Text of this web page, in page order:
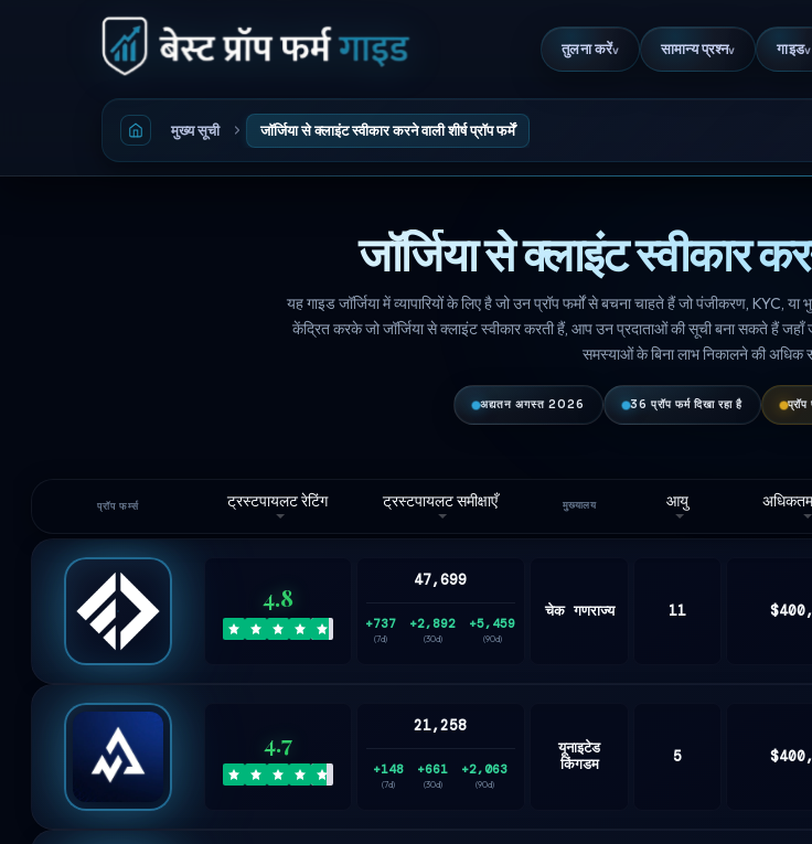
तुलना करेंv सामान्य प्रश्नv गाइडv
मुख्य सूची जॉर्जिया से क्लाइंट स्वीकार करने वाली शीर्ष प्रॉप फर्में
जॉर्जिया से क्लाइंट स्वीकार
यह गाइड जॉर्जिया में व्यापारियों के लिए है जो उन प्रॉप फर्मों से बचना चाहते हैं जो पंजीकरण, KYC,
केंद्रित करके जो जॉर्जिया से क्लाइंट स्वीकार करती हैं, आप उन प्रदाताओं की सूची बना सकते हैं जहाँ
समस्याओं के बिना लाभ निकालने की अधिक
अद्यतन अगस्त 2026 36 प्रॉप फर्म दिखा रहा है प्रॉप
प्रॉप फर्म्स ट्रस्टपायलट रेटिंग ट्रस्टपायलट समीक्षाएँ मुख्यालय आयु
4.8
47,699
+737
(7d)
+2,892
(30d)
+5,459
(90d)
चेक गणराज्य 11
4.7
21,258
+148
(7d)
+661
(30d)
+2,063
(90d)
यूनाइटेड
किंगडम
5